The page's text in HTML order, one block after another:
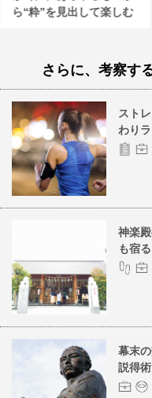
ら“粋”を見出して楽しむ
さらに、考察す
スト
わり
神楽
も宿
幕末
説得